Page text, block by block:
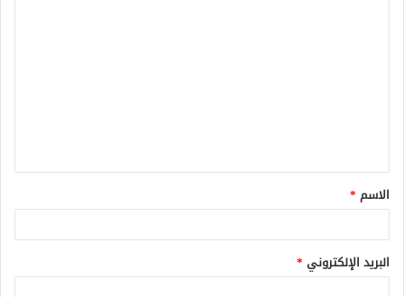
ق
*
الاسم *
البريد الإلكتروني *